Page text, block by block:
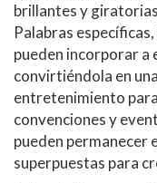
brillantes y
Palabras
pueden incorporar a
convirtiéndola en
entretenimiento
convenciones y
pueden permanecer
superpuestas para